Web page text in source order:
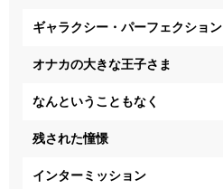
ギャラクシー・パーフェクション
オナカの大きな王子さま
なんということもなく
残された憧憬
インターミッション